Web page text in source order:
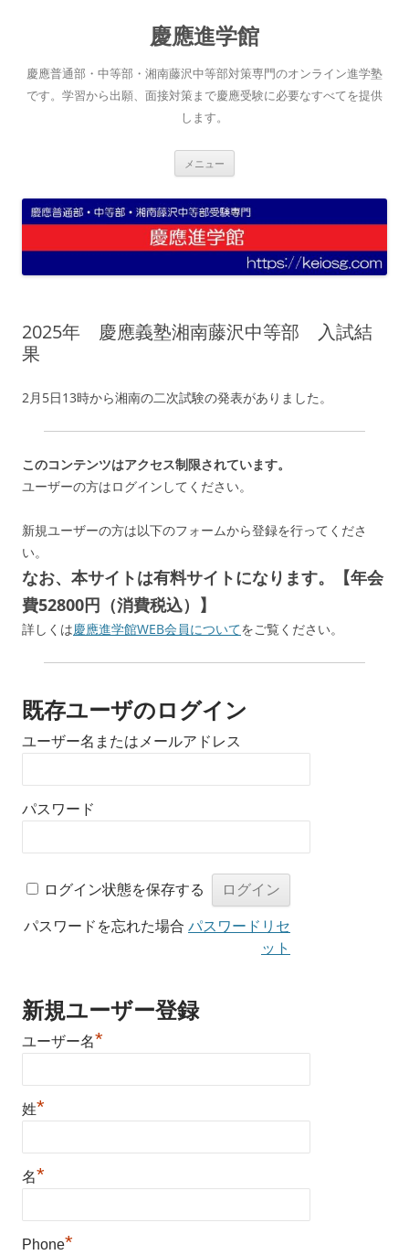
へ
ス
キ
慶應進学館
慶應普通部・中等部・湘南藤沢中等部対策専門のオンライン進学塾
です。学習から出願、面接対策まで慶應受験に必要なすべてを提供
します。
メニュー
2025年 慶應義塾湘南藤沢中等部 入試結
果
2月5日13時から湘南の二次試験の発表がありました。
このコンテンツはアクセス制限されています。
ユーザーの方はログインしてください。
新規ユーザーの方は以下のフォームから登録を行ってくださ
い。
なお、本サイトは有料サイトになります。【年会
費52800円（消費税込）】
詳しくは慶應進学館WEB会員についてをご覧ください。
既存ユーザのログイン
ユーザー名またはメールアドレス
パスワード
ログイン状態を保存する
パスワードを忘れた場合 パスワードリセ
ット
新規ユーザー登録
ユーザー名*
姓*
名*
Phone*